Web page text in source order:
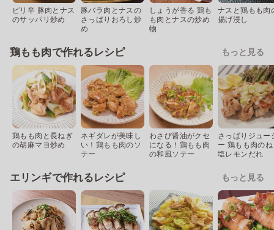
ピリ辛 豚肉とナス
のサッパリ炒め
豚バラ肉とナスの
さっぱりおろし炒
め
しょうが香る 鶏も
も肉とナスの炒め
物
ナスと鶏もも肉
揚げ浸し
鶏もも肉で作れるレシピ もっと見る
鶏もも肉と長ねぎ
の胡麻マヨ炒め
ネギダレが美味し
い！鶏もも肉のソ
テー
わさび醤油がクセ
になる！鶏もも肉
の和風ソテー
さっぱりジュー
ー 鶏もも肉の
塩レモンだれ
エリンギで作れるレシピ もっと見る